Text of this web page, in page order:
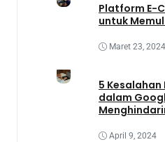
Platform E-
untuk
Maret 23, 2024
5
dalam
April 9, 2024